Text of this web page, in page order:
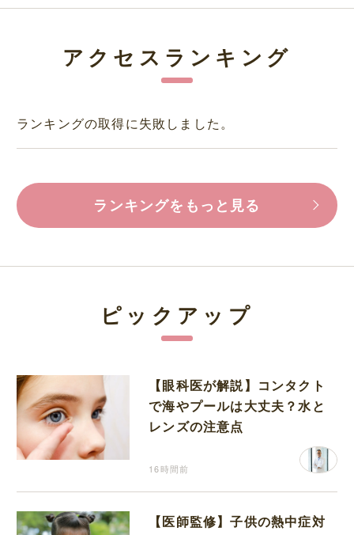
アクセスランキング
ランキングの取得に失敗しました。
ランキングをもっと見る
ピックアップ
【眼科医が解説】コンタクト
で海やプールは大丈夫？水と
レンズの注意点
16時間前
【医師監修】子供の熱中症対